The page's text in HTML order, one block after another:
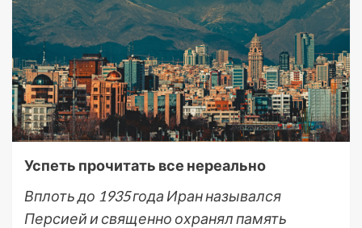
Успеть прочитать все нереально
Вплоть до 1935 года Иран назывался
Персией и священно охранял память